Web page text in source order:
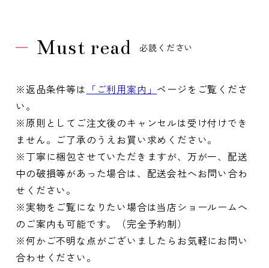
Must read 必読ください
※返品条件等は 「ご利用案内」 ページをご覧くださ
い。
※原則としてご注文後のキャンセルは受け付けでき
ません。ご了承のうえお買い求めください。
※丁寧に梱包させていただきますが、万が一、配送
中の破損等があった場合は、配送会社へお問い合わ
せください。
※実物をご覧になりたい場合は当店ショールームへ
のご案内も可能です。（完全予約制）
※何かご不明な点がございましたらお気軽にお問い
合わせください。